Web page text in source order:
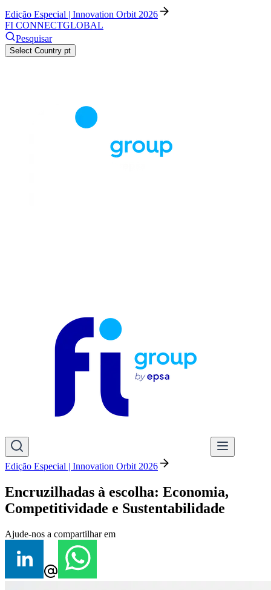
Edição Especial | Innovation Orbit 2026
FI CONNECTGLOBAL
Pesquisar
Select Country pt
Edição Especial | Innovation Orbit 2026
Encruzilhadas à escolha: Economia,
Competitividade e Sustentabilidade
Ajude-nos a compartilhar em